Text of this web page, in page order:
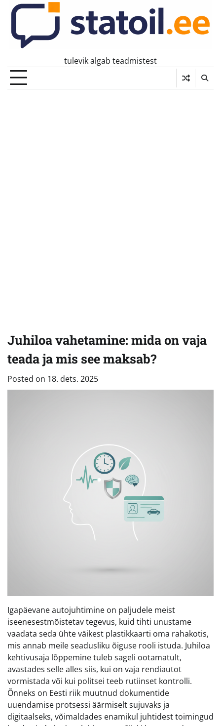
Skip
content
tulevik algab teadmistest
Juhiloa vahetamine: mida on vaja
teada ja mis see maksab?
Posted on 18. dets. 2025
Igapäevane autojuhtimine on paljudele meist
iseenesestmõistetav tegevus, kuid tihti unustame
vaadata seda ühte väikest plastikkaarti oma rahakotis,
mis annab meile seadusliku õiguse rooli istuda. Juhiloa
kehtivusaja lõppemine tuleb sageli ootamatult,
avastades selle alles siis, kui on vaja rendiautot
vormistada või kui politsei teeb rutiinset kontrolli.
Õnneks on Eesti riik muutnud dokumentide
uuendamise protsessi äärmiselt sujuvaks ja
digitaalseks, võimaldades enamikul juhtidest toimingud